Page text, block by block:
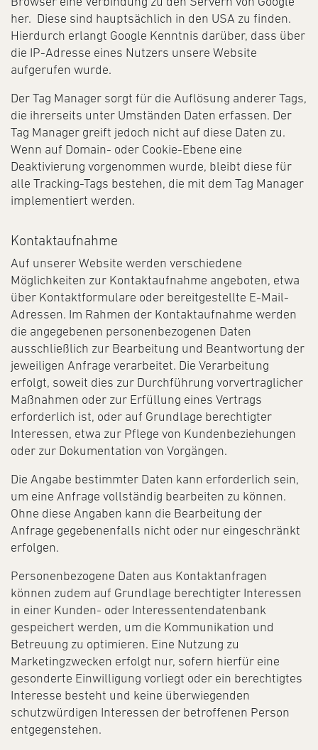
her. Diese sind hauptsächlich in den USA zu finden.
Hierdurch erlangt Google Kenntnis darüber, dass über
die IP-Adresse eines Nutzers unsere Website
aufgerufen wurde.
Der Tag Manager sorgt für die Auflösung anderer Tags,
die ihrerseits unter Umständen Daten erfassen. Der
Tag Manager greift jedoch nicht auf diese Daten zu.
Wenn auf Domain- oder Cookie-Ebene eine
Deaktivierung vorgenommen wurde, bleibt diese für
alle Tracking-Tags bestehen, die mit dem Tag Manager
implementiert werden.
Kontaktaufnahme
Auf unserer Website werden verschiedene
Möglichkeiten zur Kontaktaufnahme angeboten, etwa
über Kontaktformulare oder bereitgestellte E-Mail-
Adressen. Im Rahmen der Kontaktaufnahme werden
die angegebenen personenbezogenen Daten
ausschließlich zur Bearbeitung und Beantwortung der
jeweiligen Anfrage verarbeitet. Die Verarbeitung
erfolgt, soweit dies zur Durchführung vorvertraglicher
Maßnahmen oder zur Erfüllung eines Vertrags
erforderlich ist, oder auf Grundlage berechtigter
Interessen, etwa zur Pflege von Kundenbeziehungen
oder zur Dokumentation von Vorgängen.
Die Angabe bestimmter Daten kann erforderlich sein,
um eine Anfrage vollständig bearbeiten zu können.
Ohne diese Angaben kann die Bearbeitung der
Anfrage gegebenenfalls nicht oder nur eingeschränkt
erfolgen.
Personenbezogene Daten aus Kontaktanfragen
können zudem auf Grundlage berechtigter Interessen
in einer Kunden- oder Interessentendatenbank
gespeichert werden, um die Kommunikation und
Betreuung zu optimieren. Eine Nutzung zu
Marketingzwecken erfolgt nur, sofern hierfür eine
gesonderte Einwilligung vorliegt oder ein berechtigtes
Interesse besteht und keine überwiegenden
schutzwürdigen Interessen der betroffenen Person
entgegenstehen.